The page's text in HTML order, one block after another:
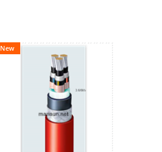
New